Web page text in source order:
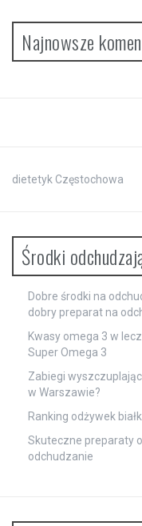
Najnowsze
dietetyk Częstochowa
Środki
Dobre środki na
dobry preparat na
Kwasy omega 3 w
Super Omega 3
Zabiegi
w Warszawie?
Ranking odżywek
Skuteczne preparaty
odchudzanie